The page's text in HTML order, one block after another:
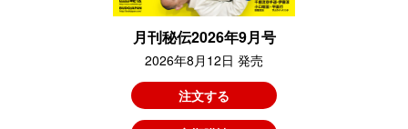
月刊秘伝2026年9月号
2026年8月12日 発売
注文する